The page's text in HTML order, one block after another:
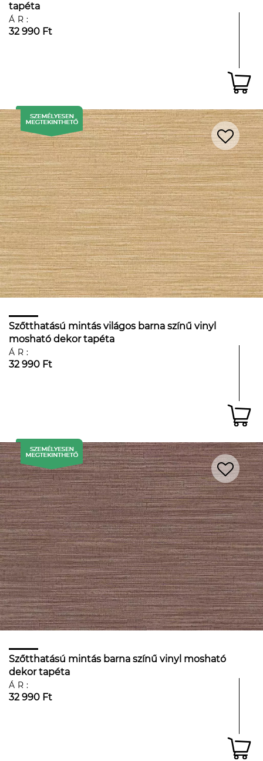
tapéta
ÁR:
32 990 Ft
Szőtthatású mintás világos barna színű vinyl
mosható dekor tapéta
ÁR:
32 990 Ft
Szőtthatású mintás barna színű vinyl mosható
dekor tapéta
ÁR:
32 990 Ft